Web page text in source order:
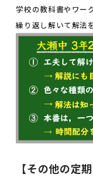
学校の教科書やワー
繰り返し解いて解法
【その他の定